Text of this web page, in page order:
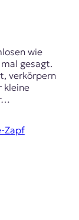
wie
gesagt.
verkörpern
kleine
Zapf